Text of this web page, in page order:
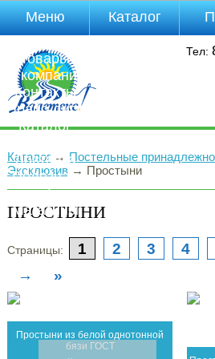
Тел:
Каталог→ Постельные
Эксклюзив→ Простыни
ПРОСТЫНИ
Страницы: 1 2 3 4
→
»
Простыни из белой однотонной
бязи ГОСТ
Меню
товары
О компании
Контакты
Прайс-лист
Каталог
Доставка
Полезная
инфа
Магазины
Каталог